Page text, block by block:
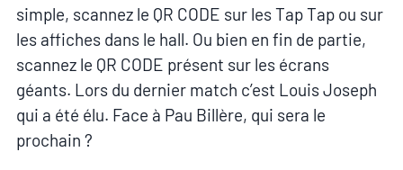
simple, scannez le QR CODE sur les Tap Tap ou sur
les affiches dans le hall. Ou bien en fin de partie,
scannez le QR CODE présent sur les écrans
géants. Lors du dernier match c’est Louis Joseph
qui a été élu. Face à Pau Billère, qui sera le
prochain ?